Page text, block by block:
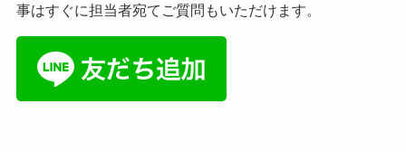
事はすぐに担当者宛てご質問もいただけます。